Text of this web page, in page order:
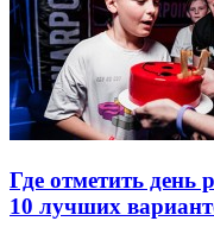
Где отметить
10 лучших